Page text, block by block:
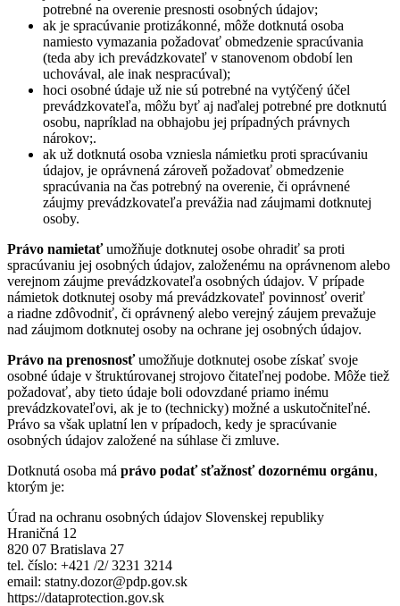
potrebné na overenie presnosti osobných údajov;
ak je spracúvanie protizákonné, môže dotknutá osoba
namiesto vymazania požadovať obmedzenie spracúvania
(teda aby ich prevádzkovateľ v stanovenom období len
uchovával, ale inak nespracúval);
hoci osobné údaje už nie sú potrebné na vytýčený účel
prevádzkovateľa, môžu byť aj naďalej potrebné pre dotknutú
osobu, napríklad na obhajobu jej prípadných právnych
nárokov;.
ak už dotknutá osoba vzniesla námietku proti spracúvaniu
údajov, je oprávnená zároveň požadovať obmedzenie
spracúvania na čas potrebný na overenie, či oprávnené
záujmy prevádzkovateľa prevážia nad záujmami dotknutej
osoby.
Právo namietaťumožňuje dotknutej osobe ohradiť sa proti
spracúvaniu jej osobných údajov, založenému na oprávnenom alebo
verejnom záujme prevádzkovateľa osobných údajov. V prípade
námietok dotknutej osoby má prevádzkovateľ povinnosť overiť
a riadne zdôvodniť, či oprávnený alebo verejný záujem prevažuje
nad záujmom dotknutej osoby na ochrane jej osobných údajov.
Právo na prenosnosťumožňuje dotknutej osobe získať svoje
osobné údaje v štruktúrovanej strojovo čitateľnej podobe. Môže tiež
požadovať, aby tieto údaje boli odovzdané priamo inému
prevádzkovateľovi, ak je to (technicky) možné a uskutočniteľné.
Právo sa však uplatní len v prípadoch, kedy je spracúvanie
osobných údajov založené na súhlase či zmluve.
Dotknutá osoba má právo podať sťažnosť dozornému orgánu,
ktorým je:
Úrad na ochranu osobných údajov Slovenskej republiky
Hraničná 12
820 07 Bratislava 27
tel. číslo: +421 /2/ 3231 3214
email: statny.dozor@pdp.gov.sk
https://dataprotection.gov.sk